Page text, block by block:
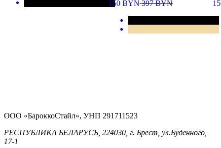
150 BYN397BYN
ООО «БароккоСтайл», УНП 291711523
РЕСПУБЛИКА БЕЛАРУСЬ, 224030, г. Брест, ул.Буденного,
17-1